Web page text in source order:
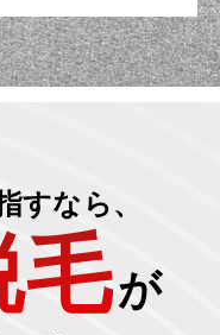
すなら、
毛が